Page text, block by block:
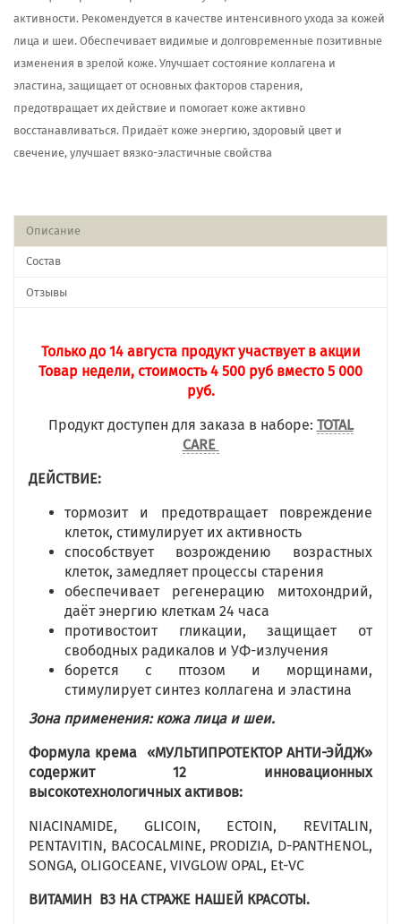
активности. Рекомендуется в качестве интенсивного ухода за кожей
лица и шеи. Обеспечивает видимые и долговременные позитивные
изменения в зрелой коже. Улучшает состояние коллагена и
эластина, защищает от основных факторов старения,
предотвращает их действие и помогает коже активно
восстанавливаться. Придаёт коже энергию, здоровый цвет и
свечение, улучшает вязко-эластичные свойства
Описание
Состав
Отзывы
Только до 14 августа продукт участвует в акции
Товар недели, стоимость 4 500 руб вместо 5 000
руб.
Продукт доступен для заказа в наборе: TOTAL
CARE
ДЕЙСТВИЕ:
тормозит и предотвращает повреждение
клеток, стимулирует их активность
способствует возрождению возрастных
клеток, замедляет процессы старения
обеспечивает регенерацию митохондрий,
даёт энергию клеткам 24 часа
противостоит гликации, защищает от
свободных радикалов и УФ-излучения
борется с птозом и морщинами,
стимулирует синтез коллагена и эластина
Зона применения: кожа лица и шеи.
Формула крема
«МУЛЬТИПРОТЕКТОР АНТИ-ЭЙДЖ»
содержит 12 инновационных
высокотехнологичных активов:
NIACINAMIDE, GLICOIN, ECTOIN, REVITALIN,
PENTAVITIN, BACOCALMINE, PRODIZIA, D-PANTHENOL,
SONGA, ОLIGOCEANE, VIVGLOW OPAL, Et-VC
ВИТАМИН В3 НА СТРАЖЕ НАШЕЙ КРАСОТЫ.